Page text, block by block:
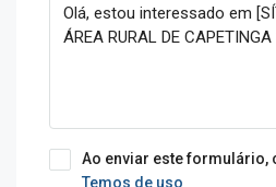
Ao enviar este formulário,
Temos de uso